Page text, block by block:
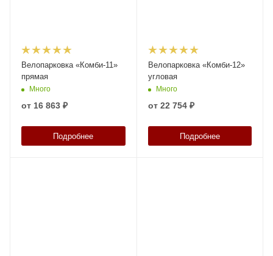
Велопарковка «Комби-11»
прямая
Много
от 16 863 ₽
Подробнее
Велопарковка «Комби-12»
угловая
Много
от 22 754 ₽
Подробнее